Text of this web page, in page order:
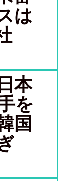
は
本
を
国